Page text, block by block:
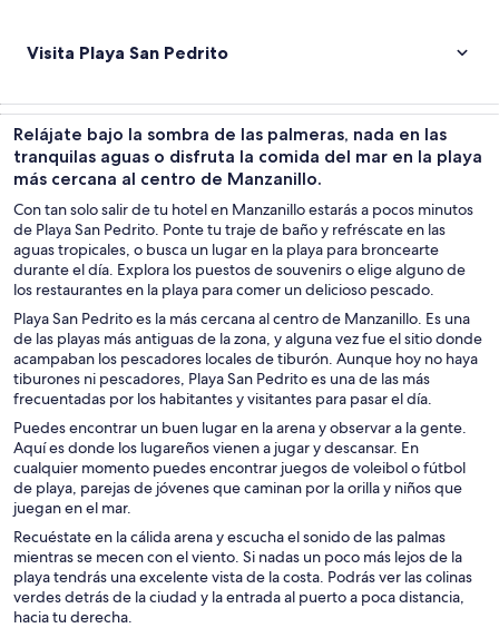
Visita Playa San Pedrito
Relájate bajo la sombra de las palmeras, nada en las
tranquilas aguas o disfruta la comida del mar en la playa
más cercana al centro de Manzanillo.
Con tan solo salir de tu hotel en Manzanillo estarás a pocos minutos
de Playa San Pedrito. Ponte tu traje de baño y refréscate en las
aguas tropicales, o busca un lugar en la playa para broncearte
durante el día. Explora los puestos de souvenirs o elige alguno de
los restaurantes en la playa para comer un delicioso pescado.
Playa San Pedrito es la más cercana al centro de Manzanillo. Es una
de las playas más antiguas de la zona, y alguna vez fue el sitio donde
acampaban los pescadores locales de tiburón. Aunque hoy no haya
tiburones ni pescadores, Playa San Pedrito es una de las más
frecuentadas por los habitantes y visitantes para pasar el día.
Puedes encontrar un buen lugar en la arena y observar a la gente.
Aquí es donde los lugareños vienen a jugar y descansar. En
cualquier momento puedes encontrar juegos de voleibol o fútbol
de playa, parejas de jóvenes que caminan por la orilla y niños que
juegan en el mar.
Recuéstate en la cálida arena y escucha el sonido de las palmas
mientras se mecen con el viento. Si nadas un poco más lejos de la
playa tendrás una excelente vista de la costa. Podrás ver las colinas
verdes detrás de la ciudad y la entrada al puerto a poca distancia,
hacia tu derecha.